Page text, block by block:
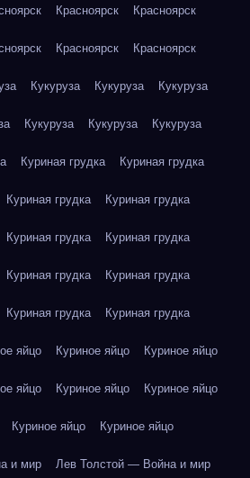
Красноярск Красноярск
Красноярск Красноярск
Кукуруза Кукуруза Кукуруза
Кукуруза Кукуруза Кукуруза
Куриная грудка Куриная грудка
Куриная грудка Куриная грудка
Куриная грудка Куриная грудка
Куриная грудка Куриная грудка
Куриная грудка Куриная грудка
яйцо Куриное яйцо Куриное яйцо
яйцо Куриное яйцо Куриное яйцо
Куриное яйцо Куриное яйцо
и мир Лев Толстой — Война и мир